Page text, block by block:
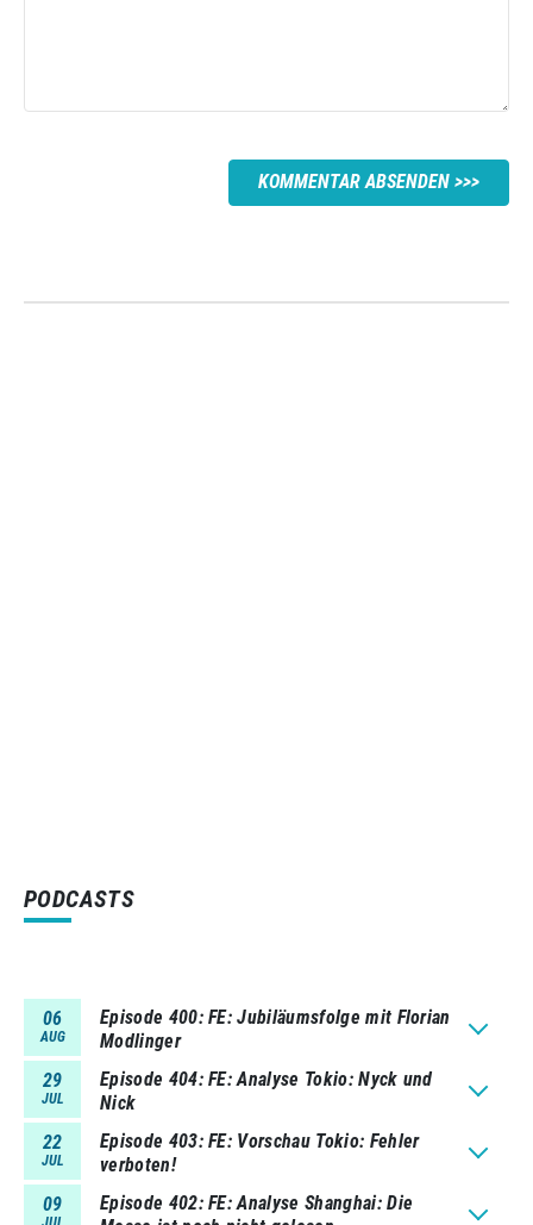
KOMMENTAR ABSENDEN
PODCASTS
06
AUG
Episode 400 FE: Jubiläumsfolge mit Florian
Modlinger
29
JUL
Episode 404 FE: Analyse Tokio: Nyck und
Nick
22
JUL
Episode 403 FE: Vorschau Tokio: Fehler
verboten!
09
Episode 402 FE: Analyse Shanghai: Die